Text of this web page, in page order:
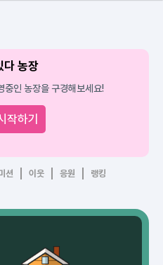
다 농장
중인 농장을 구경해보세요!
작하기
션 이웃 응원 랭킹